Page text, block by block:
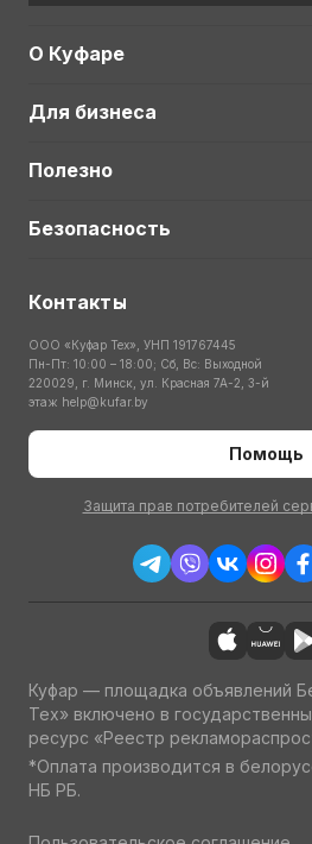
О Куфаре
Для бизнеса
Полезно
Безопасность
Контакты
ООО «Куфар Тех», УНП 191767445
Пн-Пт: 10:00 – 18:00; Сб, Вс: Выходной
220029, г. Минск, ул. Красная 7А-2, 3-й
этаж help@kufar.by
Помощь
Защита прав потребителей
Куфар — площадка объявлений
Тех» включено в
ресурс «Реестр
*Оплата производится в
НБ РБ.